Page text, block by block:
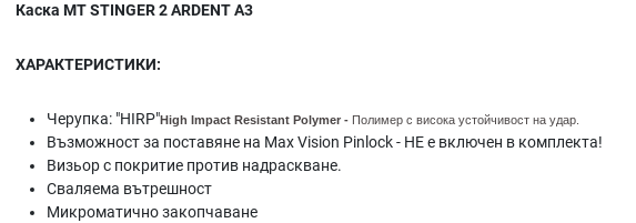
Каска MT STINGER 2 ARDENT A3
ХАРАКТЕРИСТИКИ:
Черупка: "HIRP"High Impact Resistant Polymer - Полимер с висока устойчивост на удар.
Възможност за поставяне на Max Vision Pinlock - НЕ е включен в комплекта!
Визьор с покритие против надраскване.
Сваляема вътрешност
Микроматично закопчаване